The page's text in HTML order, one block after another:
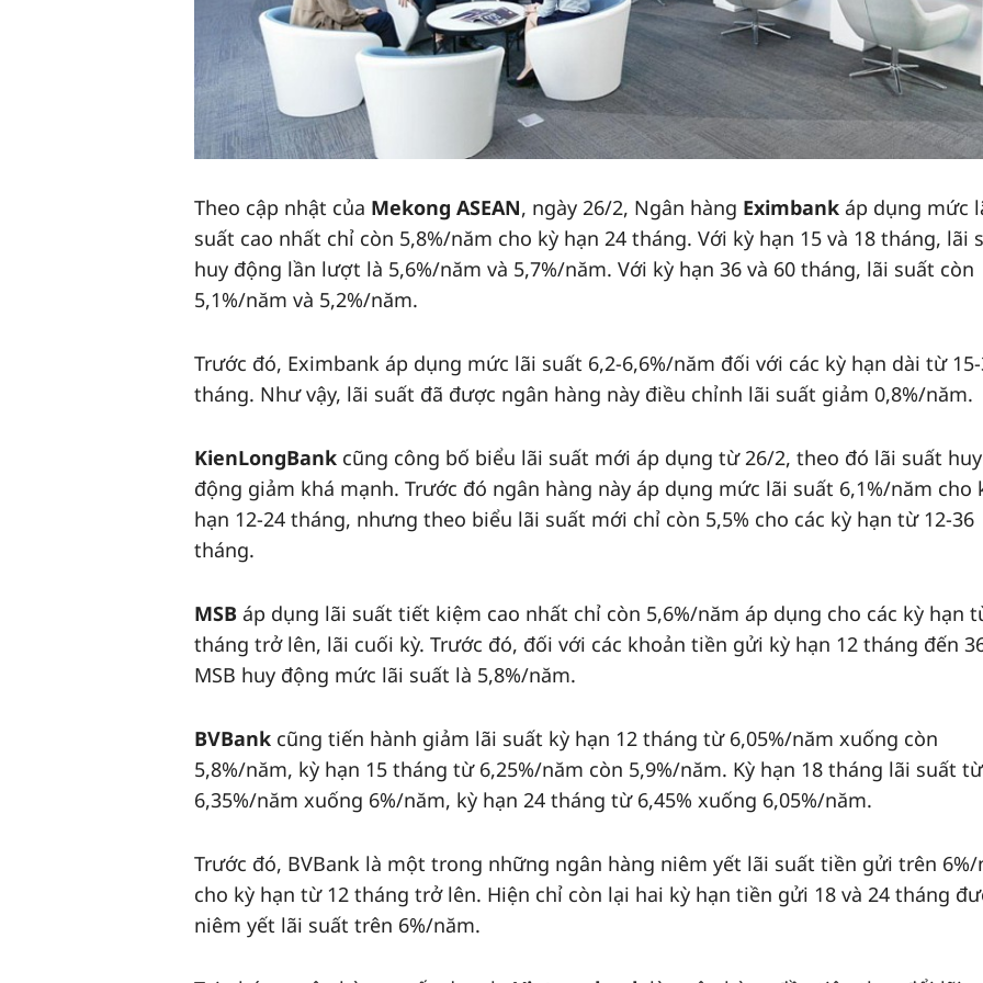
Theo cập nhật của Mekong ASEAN, ngày 26/2, Ngân hàng Eximbank áp dụng mức
suất cao nhất chỉ còn 5,8%/năm cho kỳ hạn 24 tháng. Với kỳ hạn 15 và 18 tháng, lãi
huy động lần lượt là 5,6%/năm và 5,7%/năm. Với kỳ hạn 36 và 60 tháng, lãi suất còn
5,1%/năm và 5,2%/năm.
Trước đó, Eximbank áp dụng mức lãi suất 6,2-6,6%/năm đối với các kỳ hạn dài từ
tháng. Như vậy, lãi suất đã được ngân hàng này điều chỉnh lãi suất giảm 0,8%/năm.
KienLongBank cũng công bố biểu lãi suất mới áp dụng từ 26/2, theo đó lãi suất huy
động giảm khá mạnh. Trước đó ngân hàng này áp dụng mức lãi suất 6,1%/năm cho
hạn 12-24 tháng, nhưng theo biểu lãi suất mới chỉ còn 5,5% cho các kỳ hạn từ 12-36
tháng.
MSB áp dụng lãi suất tiết kiệm cao nhất chỉ còn 5,6%/năm áp dụng cho các kỳ hạn
tháng trở lên, lãi cuối kỳ. Trước đó, đối với các khoản tiền gửi kỳ hạn 12 tháng đến
MSB huy động mức lãi suất là 5,8%/năm.
BVBank cũng tiến hành giảm lãi suất kỳ hạn 12 tháng từ 6,05%/năm xuống còn
5,8%/năm, kỳ hạn 15 tháng từ 6,25%/năm còn 5,9%/năm. Kỳ hạn 18 tháng lãi suất từ
6,35%/năm xuống 6%/năm, kỳ hạn 24 tháng từ 6,45% xuống 6,05%/năm.
Trước đó, BVBank là một trong những ngân hàng niêm yết lãi suất tiền gửi trên 6%/
cho kỳ hạn từ 12 tháng trở lên. Hiện chỉ còn lại hai kỳ hạn tiền gửi 18 và 24 tháng
niêm yết lãi suất trên 6%/năm.